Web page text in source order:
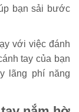
bạn sải bước
với việc đánh
tay của bạn
lãng phí năng